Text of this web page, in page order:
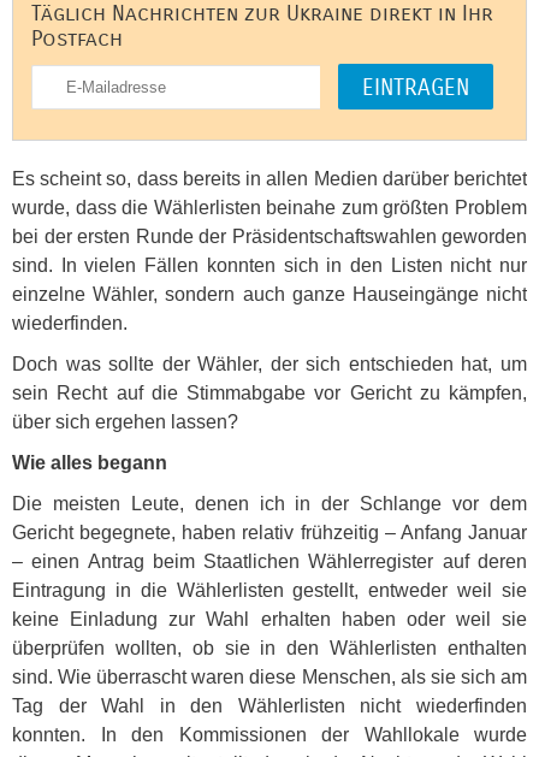
Täglich Nachrichten zur Ukraine direkt in Ihr
Postfach
Es scheint so, dass bereits in allen Medien darüber berichtet
wurde, dass die Wählerlisten beinahe zum größten Problem
bei der ersten Runde der Präsidentschaftswahlen geworden
sind. In vielen Fällen konnten sich in den Listen nicht nur
einzelne Wähler, sondern auch ganze Hauseingänge nicht
wiederfinden.
Doch was sollte der Wähler, der sich entschieden hat, um
sein Recht auf die Stimmabgabe vor Gericht zu kämpfen,
über sich ergehen lassen?
Wie alles begann
Die meisten Leute, denen ich in der Schlange vor dem
Gericht begegnete, haben relativ frühzeitig – Anfang Januar
– einen Antrag beim Staatlichen Wählerregister auf deren
Eintragung in die Wählerlisten gestellt, entweder weil sie
keine Einladung zur Wahl erhalten haben oder weil sie
überprüfen wollten, ob sie in den Wählerlisten enthalten
sind. Wie überrascht waren diese Menschen, als sie sich am
Tag der Wahl in den Wählerlisten nicht wiederfinden
konnten. In den Kommissionen der Wahllokale wurde